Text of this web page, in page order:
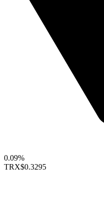
0.09%
TRX$0.3295